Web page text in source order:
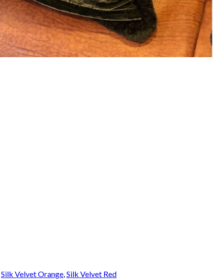
Silk Velvet Orange,Silk Velvet Red